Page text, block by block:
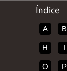
Índice
A B
H I
O P